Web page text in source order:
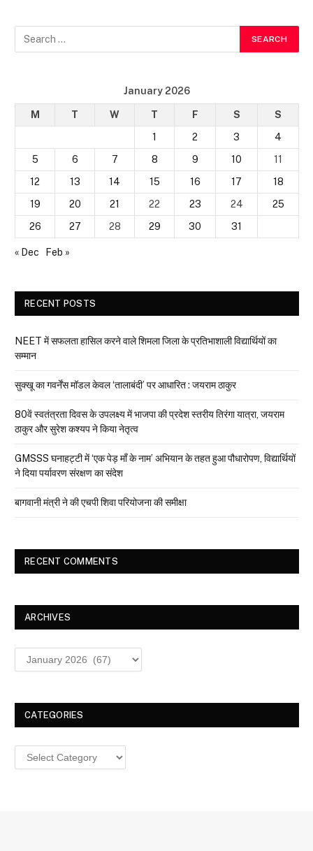
January 2026
M T W T F S
S
1
2 3
4
5
6 7 8 9 10
11
12
13 14 15 16 17
18
19
20 21 22 23 24
25
26
27 28 29 30 31
« Dec Feb »
RECENT POSTS
NEET में सफलता हासिल करने वाले शिमला जिला के प्रतिभाशाली विद्यार्थियों का
सम्मान
सुक्खू का गवर्नेंस मॉडल केवल ‘तालाबंदी’ पर आधारित : जयराम ठाकुर
80वें स्वतंत्रता दिवस के उपलक्ष्य में भाजपा की प्रदेश स्तरीय तिरंगा यात्रा, जयराम
ठाकुर और सुरेश कश्यप ने किया नेतृत्व
GMSSS घनाहट्टी में ‘एक पेड़ माँ के नाम’ अभियान के तहत हुआ पौधारोपण, विद्यार्थियों
ने दिया पर्यावरण संरक्षण का संदेश
बागवानी मंत्री ने की एचपी शिवा परियोजना की समीक्षा
RECENT COMMENTS
ARCHIVES
Archives
CATEGORIES
Categories